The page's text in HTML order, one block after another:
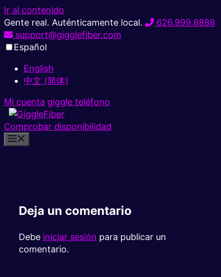
Ir al contenido
Gente real. Auténticamente local.
626.999.8888
support@gigglefiber.com
Español
English
中文 (简体)
Mi cuenta giggle teléfono
Comprobar disponibilidad
Deja un comentario
Debe iniciar sesión para publicar un
comentario.